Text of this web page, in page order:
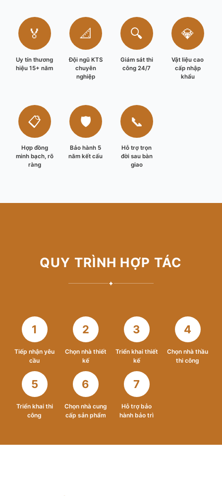
🏅
Uy tín thương
hiệu 15+ năm
📐
Đội ngũ KTS
chuyên
nghiệp
🔍
Giám sát thi
công 24/7
💎
Vật liệu cao
cấp nhập
khẩu
📋
Hợp đồng
minh bạch, rõ
ràng
🛡️
Bảo hành 5
năm kết cấu
📞
Hỗ trợ trọn
đời sau bàn
giao
QUY TRÌNH HỢP TÁC
✦
1
Tiếp nhận yêu
cầu
2
Chọn nhà thiết
kế
3
Triển khai thiết
kế
4
Chọn nhà thầu
thi công
5
Triển khai thi
công
6
Chọn nhà cung
cấp sản phẩm
7
Hỗ trợ bảo
hành bảo trì